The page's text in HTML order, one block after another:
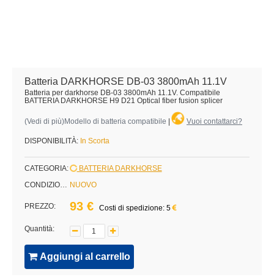
Batteria DARKHORSE DB-03 3800mAh 11.1V
Batteria per darkhorse DB-03 3800mAh 11.1V. Compatibile
BATTERIA DARKHORSE H9 D21 Optical fiber fusion splicer
(Vedi di più)Modello di batteria compatibile Vuoi contattarci?
DISPONIBILITÀ: In Scorta
CATEGORIA:
BATTERIA DARKHORSE
CONDIZIONE: NUOVO
PREZZO: 93 € Costi di spedizione: 5
Quantità:
Aggiungi al carrello